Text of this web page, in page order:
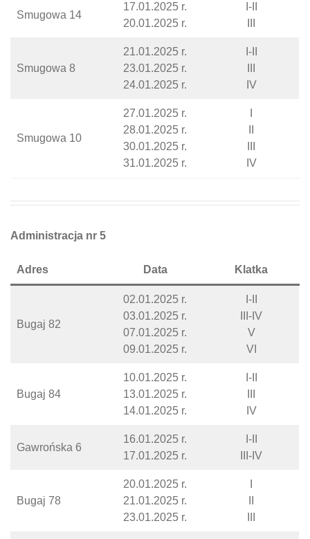
Smugowa 14
17.01.2025 r.
20.01.2025 r.
I-II
Smugowa 8
21.01.2025 r.
23.01.2025 r.
24.01.2025 r.
I-II
IV
Smugowa 10
27.01.2025 r.
28.01.2025 r.
30.01.2025 r.
31.01.2025 r.
IV
Administracja nr 5
Adres Data Klatka
Bugaj 82
02.01.2025 r.
03.01.2025 r.
07.01.2025 r.
09.01.2025 r.
I-II
III-IV
V
VI
Bugaj 84
10.01.2025 r.
13.01.2025 r.
14.01.2025 r.
I-II
IV
Gawrońska 6
16.01.2025 r.
17.01.2025 r.
I-II
III-IV
Bugaj 78
20.01.2025 r.
21.01.2025 r.
23.01.2025 r.